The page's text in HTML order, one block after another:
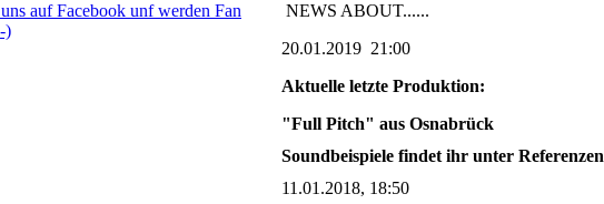
auf Facebook unf werden Fan
)
NEWS ABOUT......
20.01.2019 21:00
Aktuelle letzte Produktion:
"Full Pitch" aus Osnabrück
Soundbeispiele findet ihr unter Referenzen
11.01.2018, 18:50